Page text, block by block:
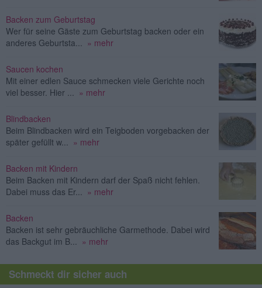
Backen zum Geburtstag
Wer für seine Gäste zum Geburtstag backen oder ein
anderes Geburtsta... » mehr
Saucen kochen
Mit einer edlen Sauce schmecken viele Gerichte noch
viel besser. Hier ... » mehr
Blindbacken
Beim Blindbacken wird ein Teigboden vorgebacken der
später gefüllt w... » mehr
Backen mit Kindern
Beim Backen mit Kindern darf der Spaß nicht fehlen.
Dabei muss das Er... » mehr
Backen
Backen ist sehr gebräuchliche Garmethode. Dabei wird
das Backgut im B... » mehr
Schmeckt dir sicher auch